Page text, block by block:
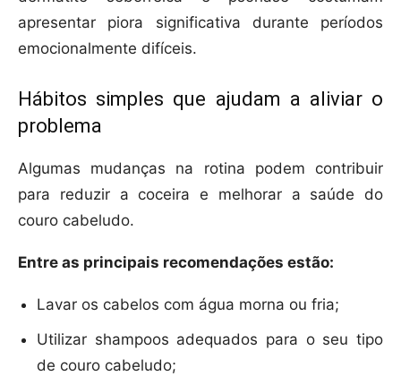
apresentar piora significativa durante períodos
emocionalmente difíceis.
Hábitos simples que ajudam a aliviar o
problema
Algumas mudanças na rotina podem contribuir
para reduzir a coceira e melhorar a saúde do
couro cabeludo.
Entre as principais recomendações estão:
Lavar os cabelos com água morna ou fria;
Utilizar shampoos adequados para o seu tipo
de couro cabeludo;